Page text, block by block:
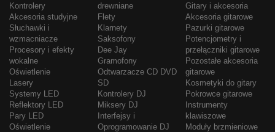
Kontrolery
Akcesoria studyjne
Słuchawki i
wzmacniacze
Procesory i efekty
wokalne
Oświetlenie
Lasery
Systemy LED
Reflektory LED
Pary LED
Oświetlenie
drewniane
Flety
Klarnety
Saksofony
Dee Jay
Gramofony
Odtwarzacze CD DVD
SD
Kontrolery DJ
Miksery DJ
Interfejsy i
Oprogramowanie DJ
Gitary i akcesoria
Akcesoria gitarowe
Pazurki gitarowe
Potencjometry i
przełączniki gitarowe
Pozostałe akcesoria
gitarowe
Kosmetyki do gitary
Pokrowce gitarowe
Instrumenty
klawiszowe
Moduły brzmieniowe